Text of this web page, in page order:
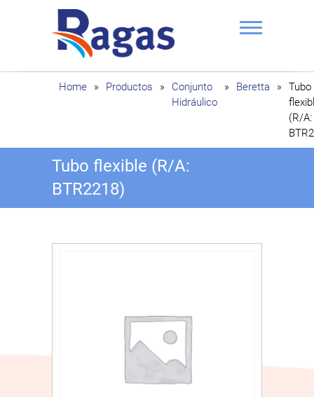
Ragas
Home » Productos »
Conjunto
Hidráulico
» Beretta »
Tubo
(R/A:
Tubo flexible (R/A:
BTR2218)